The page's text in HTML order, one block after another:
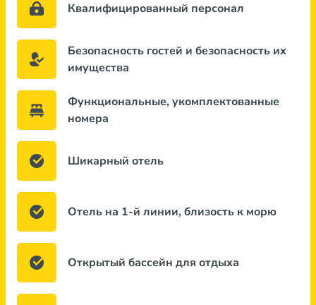
Квалифицированный персонал
Безопасность гостей и безопасность их
имущества
Функциональные, укомплектованные
номера
Шикарный отель
Отель на 1-й линии, близость к морю
Открытый бассейн для отдыха